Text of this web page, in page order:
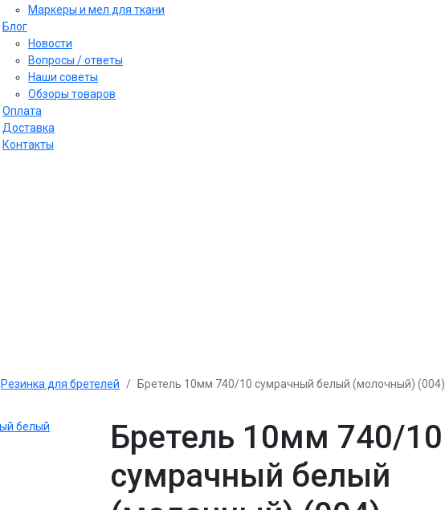
Маркеры и мел для ткани
Блог
Новости
Вопросы / ответы
Наши советы
Обзоры товаров
Оплата
Доставка
Контакты
Резинка для бретелей Бретель 10мм 740/10 сумрачный белый (молочный) (004)
Бретель 10мм 740/10
сумрачный белый